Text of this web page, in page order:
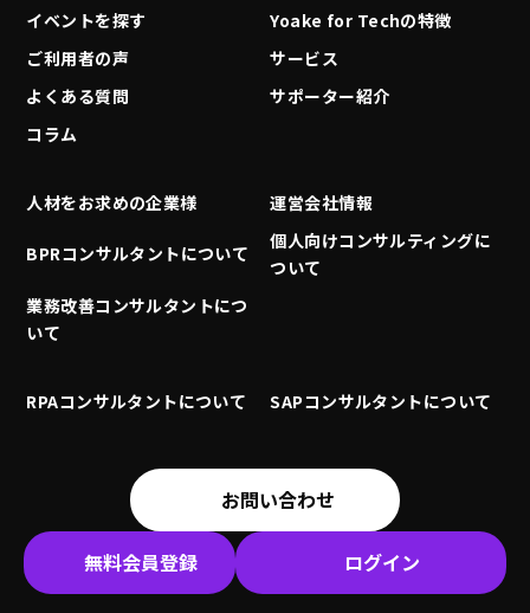
イベントを探す
Yoake for Techの特徴
ご利用者の声
サービス
よくある質問
サポーター紹介
コラム
人材をお求めの企業様 運営会社情報
BPRコンサルタントについて
個人向けコンサルティングに
ついて
業務改善コンサルタントにつ
いて
RPAコンサルタントについて SAPコンサルタントについて
お問い合わせ
無料会員登録 ログイン